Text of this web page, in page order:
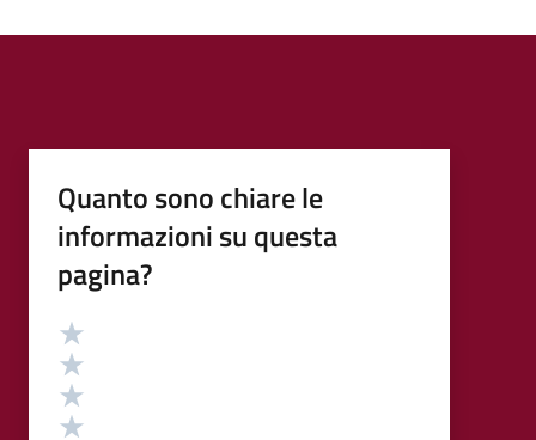
Quanto sono chiare le
informazioni su questa
pagina?
Valutazione